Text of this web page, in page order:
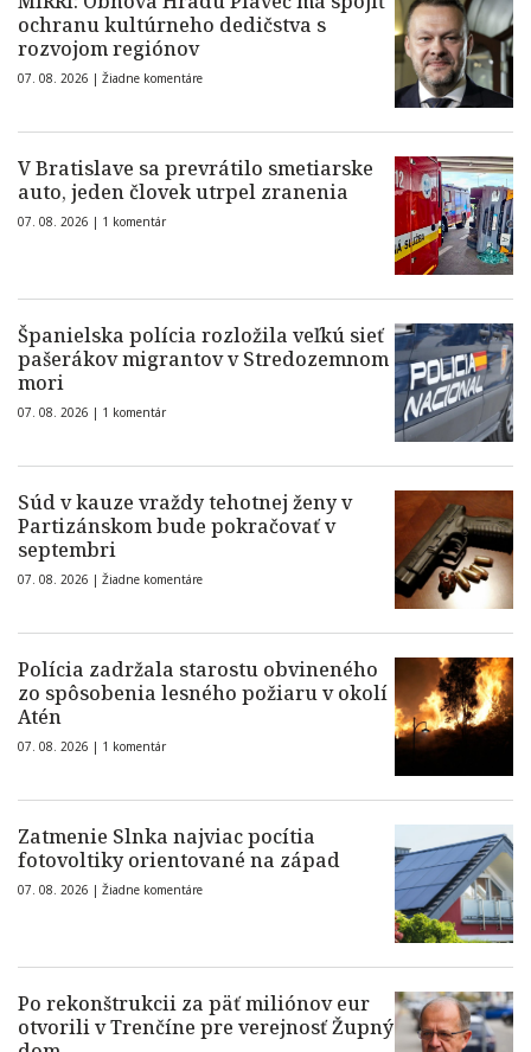
ochranu kultúrneho dedičstva s
rozvojom regiónov
07. 08. 2026 | Žiadne komentáre
V Bratislave sa prevrátilo smetiarske
auto, jeden človek utrpel zranenia
07. 08. 2026 | 1 komentár
Španielska polícia rozložila veľkú sieť
pašerákov migrantov v Stredozemnom
mori
07. 08. 2026 | 1 komentár
Súd v kauze vraždy tehotnej ženy v
Partizánskom bude pokračovať v
septembri
07. 08. 2026 | Žiadne komentáre
Polícia zadržala starostu obvineného
zo spôsobenia lesného požiaru v okolí
Atén
07. 08. 2026 | 1 komentár
Zatmenie Slnka najviac pocítia
fotovoltiky orientované na západ
07. 08. 2026 | Žiadne komentáre
Po rekonštrukcii za päť miliónov eur
otvorili v Trenčíne pre verejnosť Župný